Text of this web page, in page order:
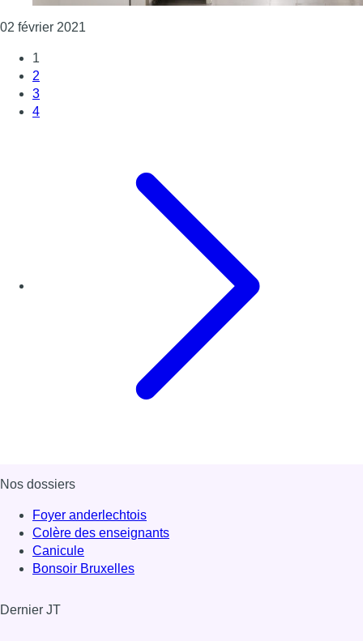
02 février 2021
1
2
3
4
Nos dossiers
Foyer anderlechtois
Colère des enseignants
Canicule
Bonsoir Bruxelles
Dernier JT